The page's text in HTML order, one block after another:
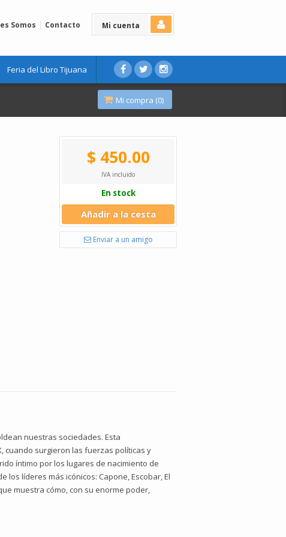
Mi cuenta
Somos Contacto
Feria del Libro Tijuana
Mi compra (0)
$ 450.00
IVA incluido
En stock
Añadir a la cesta
Enviar a un amigo
nuestras sociedades. Esta
cuando surgieron las fuerzas políticas y
íntimo por los lugares de nacimiento de
los líderes más icónicos: Capone, Escobar, El
muestra cómo, con su enorme poder,